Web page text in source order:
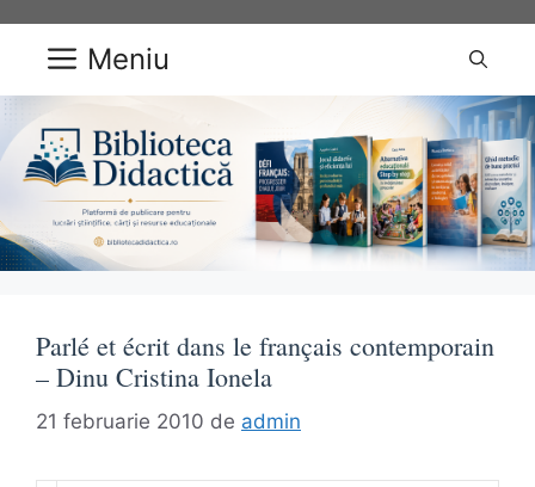
conținut Meniu
Parlé et écrit dans le français contemporain
– Dinu Cristina Ionela
21 februarie 2010 de admin